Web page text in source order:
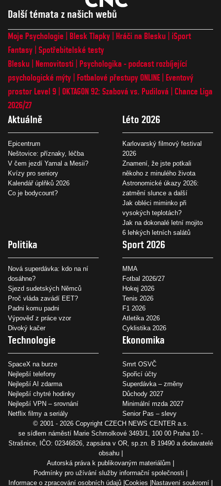
Další témata z našich webů
Moje Psychologie Blesk Tlapky Hráči na Blesku
iSport
Fantasy Spotřebitelské testy
Blesku
Nemovitosti
Psychologika - podcast rozbíjející
psychologické mýty
Fotbalové přestupy ONLINE
Eventový
prostor Level 9 OKTAGON 92: Szabová vs. Pudilová
Chance Liga
2026/27
Aktuálně
Epicentrum
Neštovice: příznaky, léčba
V čem jezdí Yamal a Mesii?
Kvízy pro seniory
Kalendář úplňků 2026
Co je bodycount?
Léto 2026
Karlovarský filmový festival
2026
Znamení, že jste potkali
někoho z minulého života
Astronomické úkazy 2026:
zatmění slunce a další
Jak obléci miminko při
vysokých teplotách?
Jak na dokonalé letní mojito
6 lehkých letních salátů
Politika
Nová superdávka: kdo na ní
dosáhne?
Sjezd sudetských Němců
Proč vláda zavádí EET?
Padni komu padni
Výpověď z práce vzor
Divoký kačer
Sport 2026
MMA
Fotbal 2026/27
Hokej 2026
Tenis 2026
F1 2026
Atletika 2026
Cyklistika 2026
Technologie
SpaceX na burze
Nejlepší telefony
Nejlepší AI zdarma
Nejlepší chytré hodinky
Nejlepší VPN – srovnání
Netflix filmy a seriály
Ekonomika
Smrt OSVČ
Spořicí účty
Superdávka – změny
Důchody 2027
Minimální mzda 2027
Senior Pas – slevy
© 2001 - 2026 Copyright CZECH NEWS CENTER a.s.
se sídlem náměstí Marie Schmolkové 3493/1, 100 00 Praha 10 -
Strašnice, IČO: 02346826, zapsána v OR, sp.zn. B 19490 a dodavatelé
obsahu
Autorská práva k publikovaným materiálům
Podmínky pro užívání služby informační společnosti
Informace o zpracování osobních údajů Cookies Nastavení soukromí